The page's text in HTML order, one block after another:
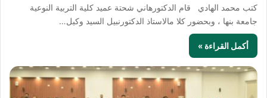
كتب محمد الهادي قام الدكتورهاني شحتة عميد كلية التربية النوعية
جامعة بنها ، وبحضور كلا مالاستاذ الدكتورنبيل السيد وكيل…
أكمل القراءة »